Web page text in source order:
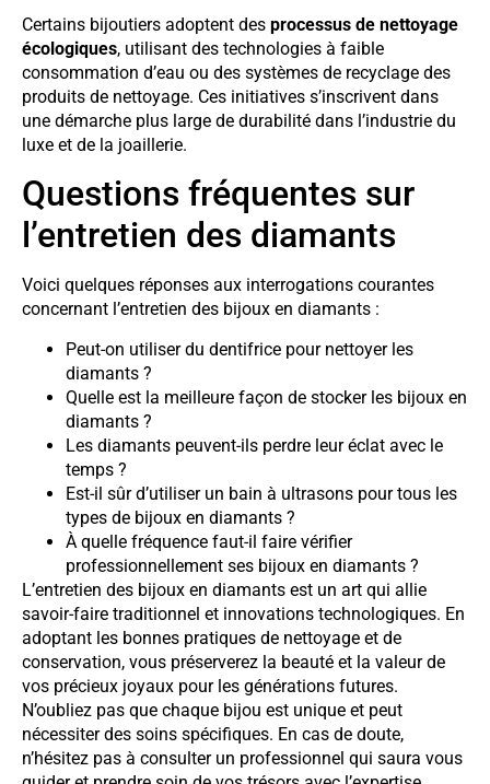
Certains bijoutiers adoptent des processus de nettoyage
écologiques, utilisant des technologies à faible
consommation d’eau ou des systèmes de recyclage des
produits de nettoyage. Ces initiatives s’inscrivent dans
une démarche plus large de durabilité dans l’industrie du
luxe et de la joaillerie.
Questions fréquentes sur
l’entretien des diamants
Voici quelques réponses aux interrogations courantes
concernant l’entretien des bijoux en diamants :
Peut-on utiliser du dentifrice pour nettoyer les
diamants ?
Quelle est la meilleure façon de stocker les bijoux en
diamants ?
Les diamants peuvent-ils perdre leur éclat avec le
temps ?
Est-il sûr d’utiliser un bain à ultrasons pour tous les
types de bijoux en diamants ?
À quelle fréquence faut-il faire vérifier
professionnellement ses bijoux en diamants ?
L’entretien des bijoux en diamants est un art qui allie
savoir-faire traditionnel et innovations technologiques. En
adoptant les bonnes pratiques de nettoyage et de
conservation, vous préserverez la beauté et la valeur de
vos précieux joyaux pour les générations futures.
N’oubliez pas que chaque bijou est unique et peut
nécessiter des soins spécifiques. En cas de doute,
n’hésitez pas à consulter un professionnel qui saura vous